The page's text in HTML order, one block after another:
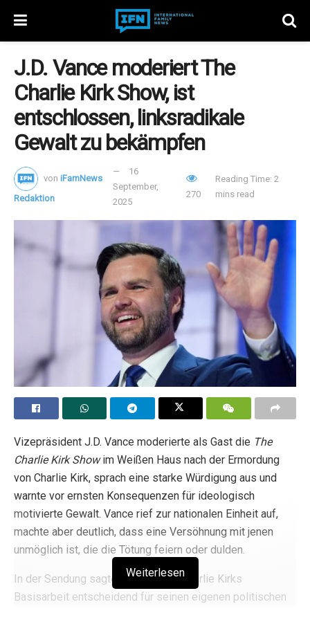
J.D. Vance moderiert The
Charlie Kirk Show, ist
entschlossen, linksradikale
Gewalt zu bekämpfen
von iFamNews
Redaktion
16
September,
2025
270
Reading Time: 2
mins read
Vizepräsident J.D. Vance moderierte als Gast die The
Charlie Kirk Showim Weißen Haus nach der Ermordung
von Charlie Kirk, sprach eine starke Würdigung aus und
warnte vor ernsten Konsequenzen für ideologisch
motivierte Gewalt. Vance rief zur nationalen Einheit auf,
machte aber deutlich, dass eine Versöhnung mit jenen
unmöglich ist, die die Tötung feiern oder dulden.
In der Sendung sagte Vance, dass Charlie Kirks
Basisarbeit entscheidend für seinen eigenen politischen
Weiterlesen